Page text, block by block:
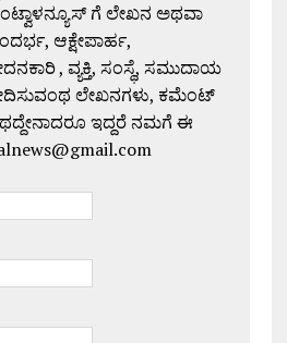
ಗೆ ಲೇಖನ ಅಥವಾ
ಆಕ್ಷೇಪಾರ್ಹ,
, ವ್ಯಕ್ತಿ, ಸಂಸ್ಥೆ, ಸಮುದಾಯ
ಲೇಖನಗಳು, ಕಮೆಂಟ್
ಇದ್ದರೆ ನಮಗೆ ಈ